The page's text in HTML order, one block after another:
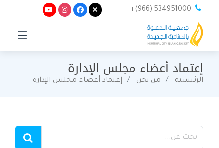
+(966) 534951000
إعتماد أعضاء مجلس الإدارة
الرئيسية من نحن إعتماد أعضاء مجلس الإدارة